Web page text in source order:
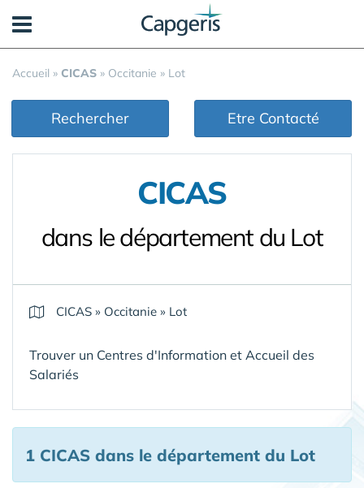
Accueil » CICAS » Occitanie » Lot
Rechercher Etre Contacté
CICAS
dans le département du Lot
CICAS » Occitanie » Lot
Trouver un Centres d'Information et Accueil des
Salariés
1 CICAS dans le département du Lot